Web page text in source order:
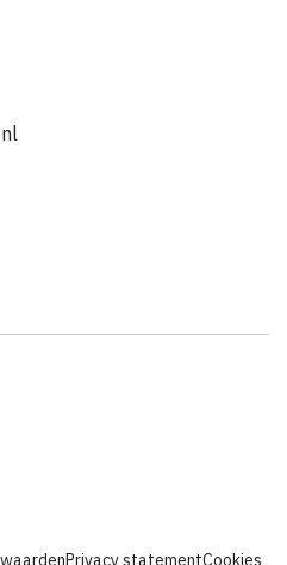
Privacy statementCookies